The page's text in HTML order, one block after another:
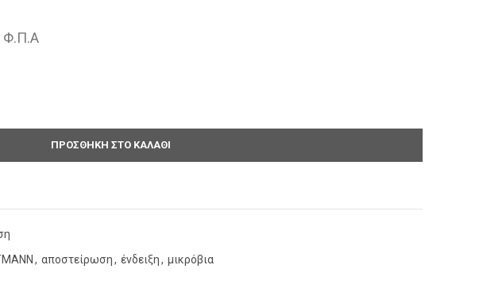
Φ.Π.Α
ΠΡΟΣΘΉΚΗ ΣΤΟ ΚΑΛΆΘΙ
, αποστείρωση , ένδειξη , μικρόβια